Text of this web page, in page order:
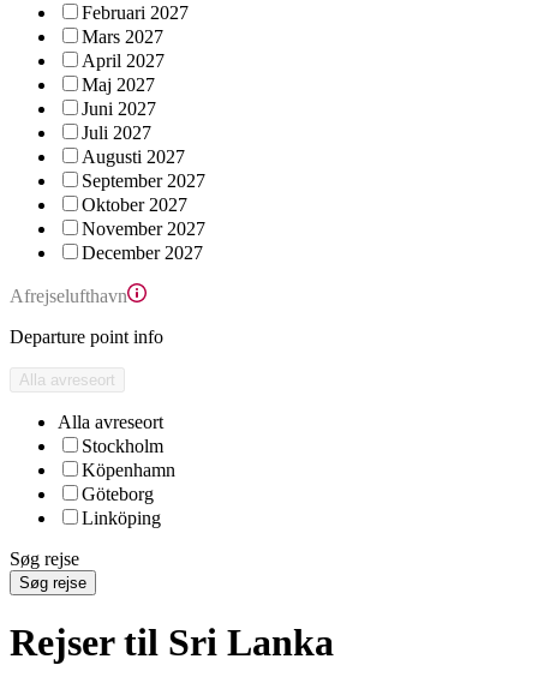
Februari 2027
Mars 2027
April 2027
Maj 2027
Juni 2027
Juli 2027
Augusti 2027
September 2027
Oktober 2027
November 2027
December 2027
Afrejselufthavn
Departure point info
Alla avreseort
Alla avreseort
Stockholm
Köpenhamn
Göteborg
Linköping
Søg rejse
Søg rejse
Rejser til Sri Lanka